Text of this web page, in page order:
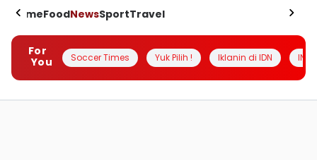
HomeFoodNewsSportTravel
For
You
Soccer Times Yuk Pilih ! Iklanin di IDN